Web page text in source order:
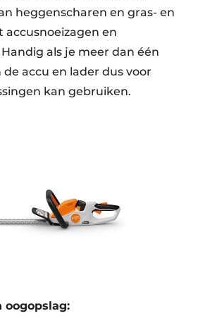
heggenscharen en gras- en
accusnoeizagen en
als je meer dan één
accu en lader dus voor
kan gebruiken.
oogopslag: